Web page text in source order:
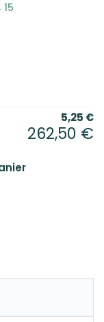
5,25 €
262,50 €